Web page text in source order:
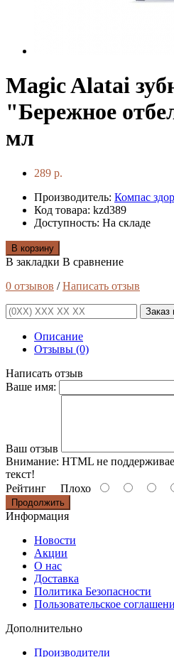
Magic Alatai
"Бережное
мл
289 р.
Производитель: Компас
Код товара: kzd389
Доступность: На складе
В корзину
В закладки В сравнение
0 отзывов /Написать отзыв
Заказ
Описание
Отзывы (0)
Написать отзыв
Ваше имя:
Ваш отзыв
Внимание: HTML не
текст!
Рейтинг Плохо
Продолжить
Информация
Новости
Акции
О нас
Доставка
Политика Безопасности
Пользовательское
Дополнительно
Производители